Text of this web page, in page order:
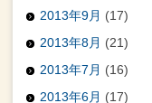
2013年9月 (17)
2013年8月 (21)
2013年7月 (16)
2013年6月 (17)